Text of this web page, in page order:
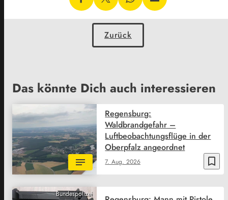
Zurück
Das könnte Dich auch interessieren
bookmark_border
7. Aug. 2026
Regensburg:
Waldbrandgefahr –
Luftbeobachtungsflüge in der
Oberpfalz angeordnet
Bundespolizei